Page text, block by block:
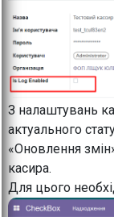
З налаштувань
актуального
«Оновлення
касира.
Для цього